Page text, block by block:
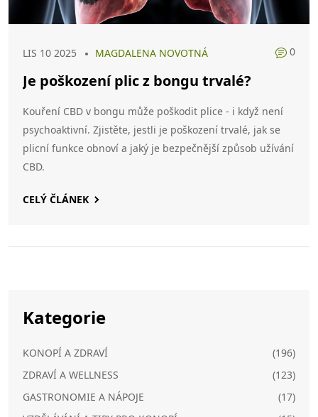
LIS 10 2025 MAGDALENA NOVOTNÁ 0
Je poškození plic z bongu trvalé?
Kouření CBD v bongu může poškodit plice - i když není
psychoaktivní. Zjistěte, jestli je poškození trvalé, jak se
plicní funkce obnoví a jaký je bezpečnější způsob užívání
CBD.
CELÝ ČLÁNEK
Kategorie
KONOPÍ A ZDRAVÍ
(196)
ZDRAVÍ A WELLNESS
(123)
GASTRONOMIE A NÁPOJE
(17)